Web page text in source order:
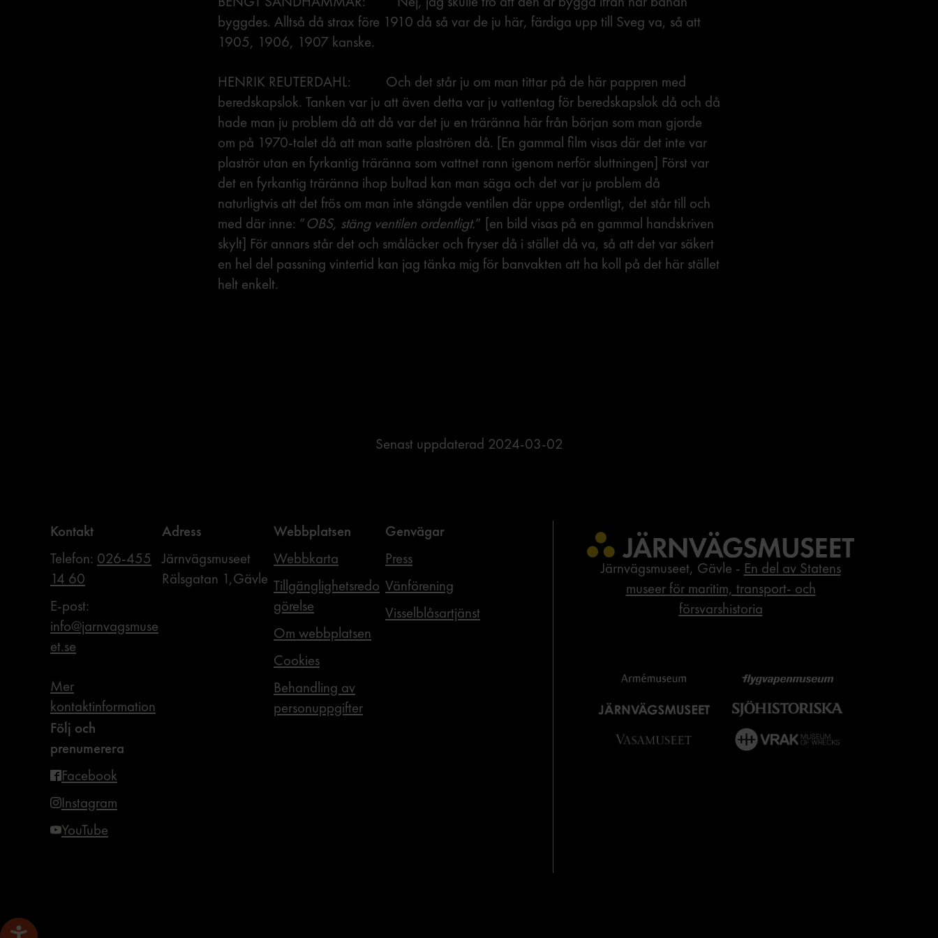
byggdes. Alltså då strax före 1910 då så var de ju här, färdiga upp till Sveg va, så att
1905, 1906, 1907 kanske.
HENRIK REUTERDAHL: Och det står ju om man tittar på de här pappren med
beredskapslok. Tanken var ju att även detta var ju vattentag för beredskapslok då och då
hade man ju problem då att då var det ju en träränna här från början som man gjorde
om på 1970-talet då att man satte plaströren då. [En gammal film visas där det inte var
plaströr utan en fyrkantig träränna som vattnet rann igenom nerför sluttningen] Först var
det en fyrkantig träränna ihop bultad kan man säga och det var ju problem då
naturligtvis att det frös om man inte stängde ventilen där uppe ordentligt, det står till och
med där inne: ”OBS, stäng ventilen ordentligt.” [en bild visas på en gammal handskriven
skylt] För annars står det och småläcker och fryser då i stället då va, så att det var säkert
en hel del passning vintertid kan jag tänka mig för banvakten att ha koll på det här stället
helt enkelt.
Senast uppdaterad 2024-03-02
Kontakt
Telefon: 026-455
14 60
E-post:
info@jarnvagsmuse
et.se
Mer
kontaktinformation
Adress
Järnvägsmuseet
Rälsgatan 1,Gävle
Webbplatsen
Webbkarta
Tillgänglighetsredo
görelse
Om webbplatsen
Cookies
Behandling av
personuppgifter
Genvägar
Press
Vänförening
Visselblåsartjänst
Följ och
prenumerera
Facebook
Instagram
YouTube
Järnvägsmuseet, Gävle - En del av Statens
museer för maritim, transport- och
försvarshistoria